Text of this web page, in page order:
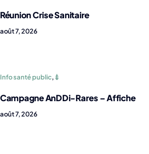
Réunion Crise Sanitaire
août 7, 2026
Info santé public, 💉
Campagne AnDDi-Rares – Affiche
août 7, 2026